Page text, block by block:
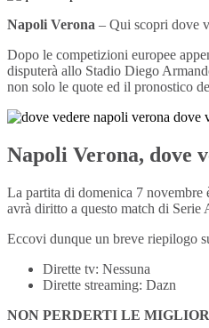
Napoli Verona – Qui scopri dove
Dopo le competizioni europee
disputerà allo Stadio Diego
non solo le quote ed il pronostico
Napoli Verona, dove
La partita di domenica 7
avrà diritto a questo match di
Eccovi dunque un breve riepilogo
Dirette tv: Nessuna
Dirette streaming: Dazn
NON PERDERTI LE